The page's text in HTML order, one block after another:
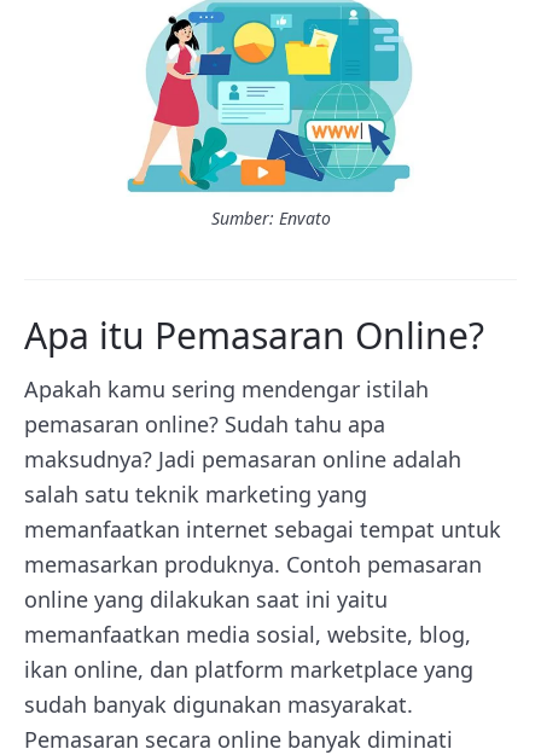
Sumber: Envato
Apa itu Pemasaran Online?
Apakah kamu sering mendengar istilah
pemasaran online? Sudah tahu apa
maksudnya? Jadi pemasaran online adalah
salah satu teknik marketing yang
memanfaatkan internet sebagai tempat untuk
memasarkan produknya. Contoh pemasaran
online yang dilakukan saat ini yaitu
memanfaatkan media sosial, website, blog,
ikan online, dan platform marketplace yang
sudah banyak digunakan masyarakat.
Pemasaran secara online banyak diminati